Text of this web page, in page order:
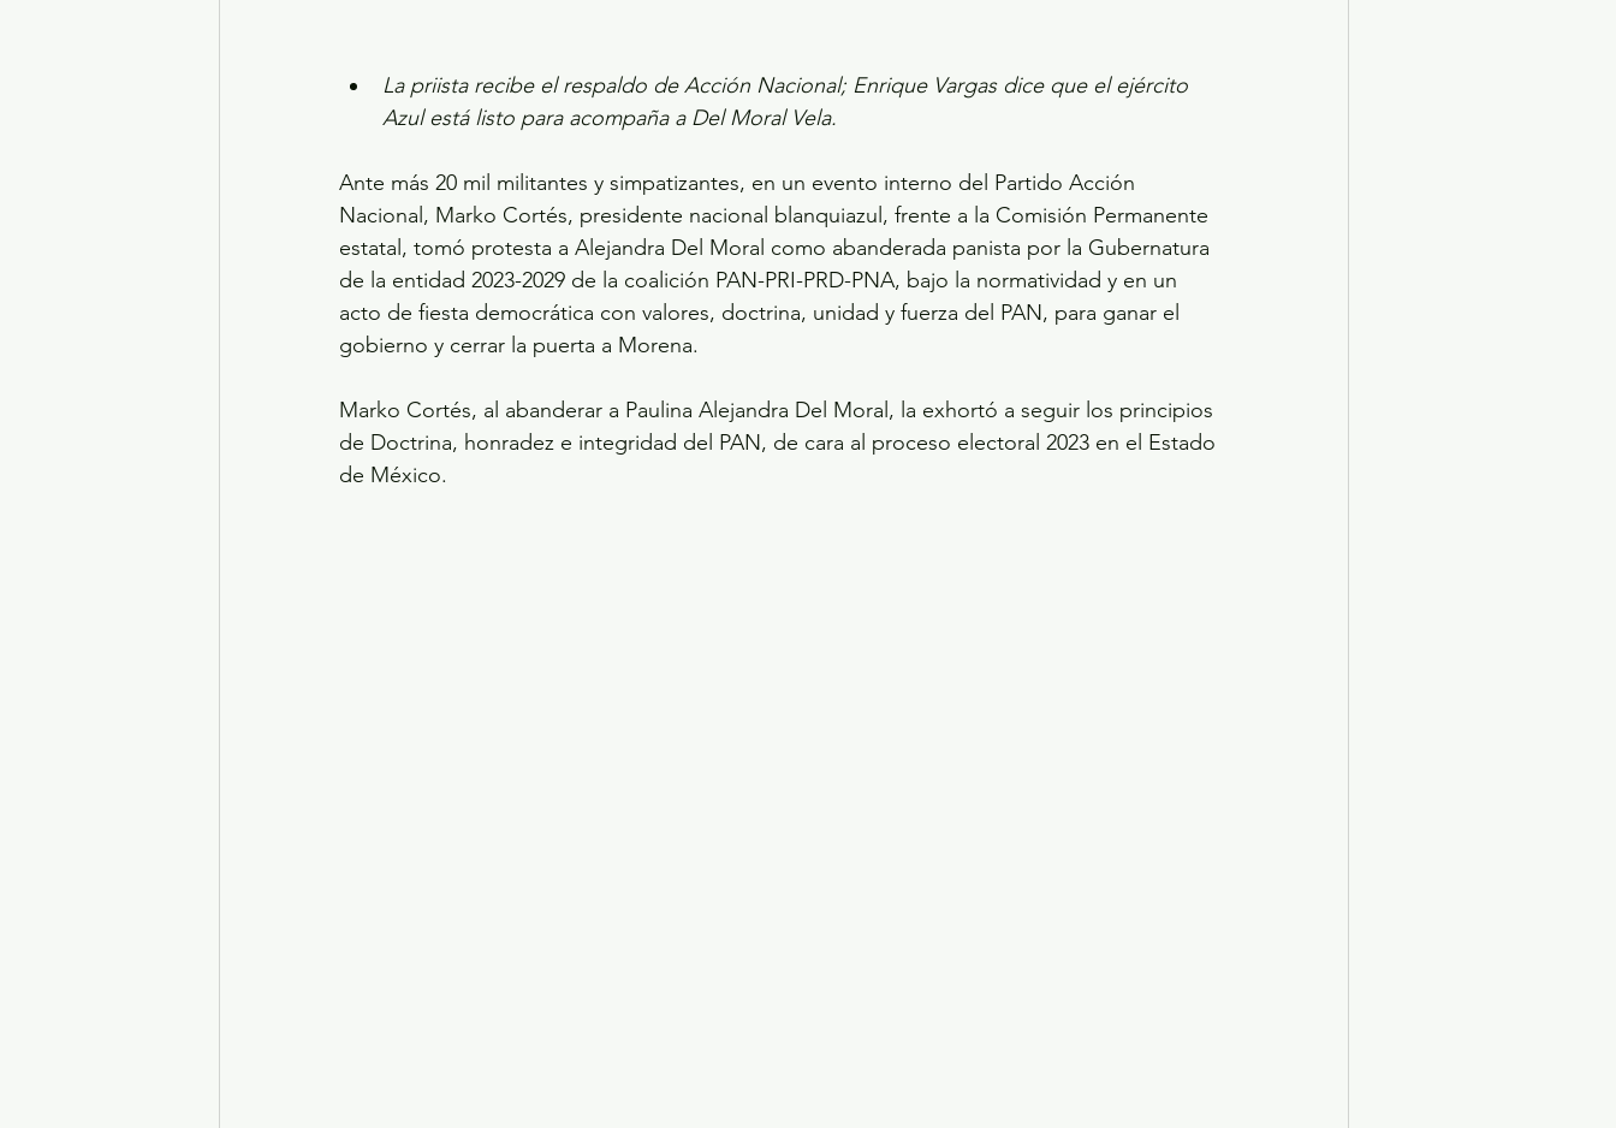
La priista recibe el respaldo de Acción Nacional; Enrique Vargas dice que el ejército
Azul está listo para acompaña a Del Moral Vela.
Ante más 20 mil militantes y simpatizantes, en un evento interno del Partido Acción
Nacional, Marko Cortés, presidente nacional blanquiazul, frente a la Comisión Permanente
estatal, tomó protesta a Alejandra Del Moral como abanderada panista por la Gubernatura
de la entidad 2023-2029 de la coalición PAN-PRI-PRD-PNA, bajo la normatividad y en un
acto de fiesta democrática con valores, doctrina, unidad y fuerza del PAN, para ganar el
gobierno y cerrar la puerta a Morena.
Marko Cortés, al abanderar a Paulina Alejandra Del Moral, la exhortó a seguir los principios
de Doctrina, honradez e integridad del PAN, de cara al proceso electoral 2023 en el Estado
de México.